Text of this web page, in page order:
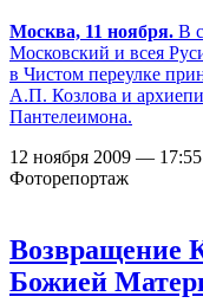
Москва, 11 ноября. В
Московский и всея
в Чистом переулке
А.П. Козлова и
Пантелеимона.
12 ноября 2009 — 17:55
Фоторепортаж
Возвращение
Божией